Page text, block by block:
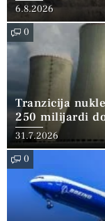
kamena
6.8.2026
0
Tranzicija
250 milijardi
banaka
31.7.2026
0